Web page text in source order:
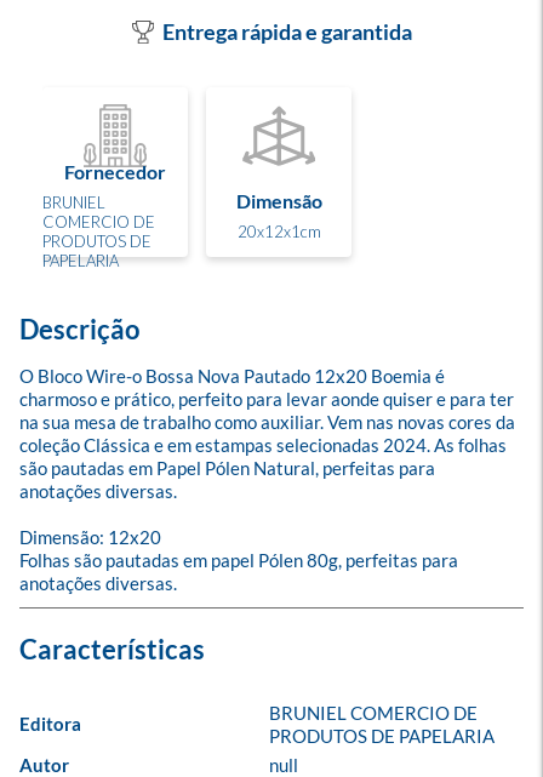
Entrega rápida e garantida
Fornecedor
BRUNIEL
COMERCIO DE
PRODUTOS DE
PAPELARIA
Dimensão
20x12x1cm
Descrição
O Bloco Wire-o Bossa Nova Pautado 12x20 Boemia é
charmoso e prático, perfeito para levar aonde quiser e para ter
na sua mesa de trabalho como auxiliar. Vem nas novas cores da
coleção Clássica e em estampas selecionadas 2024. As folhas
são pautadas em Papel Pólen Natural, perfeitas para
anotações diversas.
Dimensão: 12x20
Folhas são pautadas em papel Pólen 80g, perfeitas para
anotações diversas.
Editora
BRUNIEL COMERCIO DE
PRODUTOS DE PAPELARIA
Autor
null